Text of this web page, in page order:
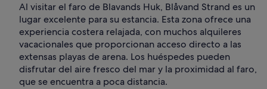
Al visitar el faro de Blavands Huk, Blåvand Strand es un
lugar excelente para su estancia. Esta zona ofrece una
experiencia costera relajada, con muchos alquileres
vacacionales que proporcionan acceso directo a las
extensas playas de arena. Los huéspedes pueden
disfrutar del aire fresco del mar y la proximidad al faro,
que se encuentra a poca distancia.